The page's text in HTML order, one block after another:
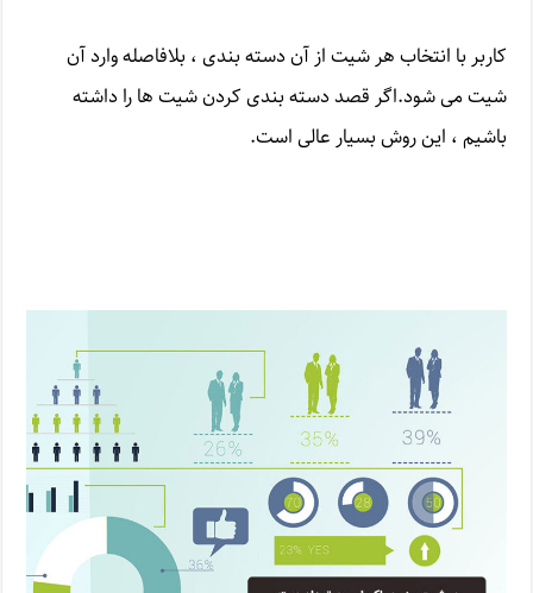
کاربر با انتخاب هر شیت از آن دسته بندی ، بلافاصله وارد آن
شیت می شود.اگر قصد دسته بندی کردن شیت ها را داشته
باشیم ، این روش بسیار عالی است.